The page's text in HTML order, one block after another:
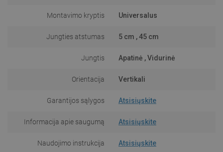
Montavimo kryptis Universalus
Jungties atstumas 5 cm , 45 cm
Jungtis Apatinė , Vidurinė
Orientacija Vertikali
Garantijos sąlygos Atsisiųskite
Informacija apie saugumą Atsisiųskite
Naudojimo instrukcija Atsisiųskite